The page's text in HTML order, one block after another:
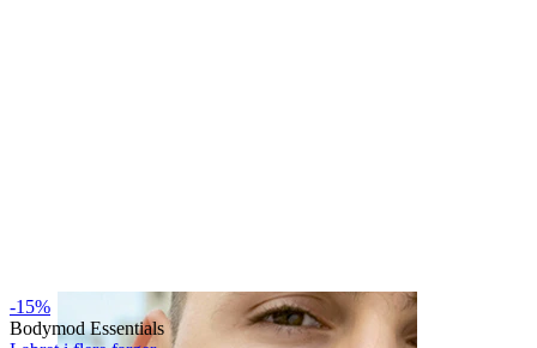
-15%
Bodymod Essentials